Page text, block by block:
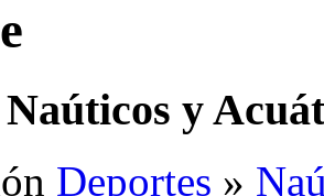
y
Deportes »